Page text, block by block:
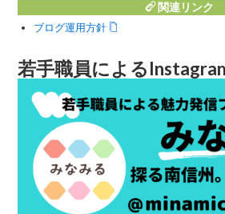
関連リンク
ブログ運用方針
若手職員による